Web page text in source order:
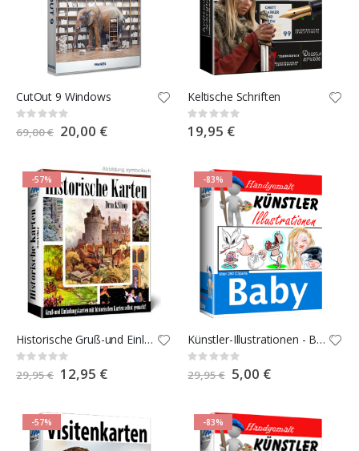
CutOut 9 Windows
Rating:
0%
69,00 € Special
Price
20,00 €
Keltische Schriften
Rating:
0%
19,95 €
-57%
Historische Gruß-und Einladungskarten
Rating:
0%
29,95 € Special
Price
12,95 €
-83%
Künstler-Illustrationen - Baby
Rating:
0%
29,95 € Special
Price
5,00 €
-57% -83%